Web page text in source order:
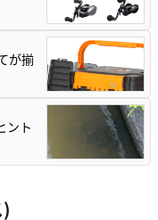
が揃
ント